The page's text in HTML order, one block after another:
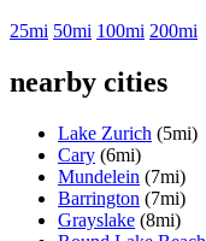
25mi 50mi 100mi 200mi
nearby cities
Lake Zurich (5mi)
Cary (6mi)
Mundelein (7mi)
Barrington (7mi)
Grayslake (8mi)